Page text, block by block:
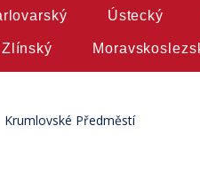
Ústecký
Zlínský
Krumlovské Předměstí